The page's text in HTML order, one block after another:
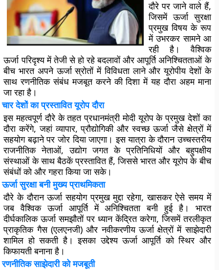
दौरे पर जाने वाले हैं,
जिसमें ऊर्जा सुरक्षा
प्रमुख विषय के रूप
में उभरकर सामने आ
रही है। वैश्विक
ऊर्जा परिदृश्य में तेजी से हो रहे बदलावों और आपूर्ति अनिश्चितताओं के
बीच भारत अपने ऊर्जा स्रोतों में विविधता लाने और यूरोपीय देशों के
साथ रणनीतिक संबंध मजबूत करने की दिशा में यह दौरा अहम माना
जा रहा है।
चार देशों का प्रस्तावित यूरोप दौरा
इस महत्वपूर्ण दौरे के तहत प्रधानमंत्री मोदी यूरोप के प्रमुख देशों का
दौरा करेंगे, जहां व्यापार, प्रौद्योगिकी और स्वच्छ ऊर्जा जैसे क्षेत्रों में
सहयोग बढ़ाने पर जोर दिया जाएगा। इस यात्रा के दौरान उच्चस्तरीय
राजनीतिक नेताओं, उद्योग जगत के प्रतिनिधियों और बहुपक्षीय
संस्थाओं के साथ बैठकें प्रस्तावित हैं, जिससे भारत और यूरोप के बीच
संबंधों को और गहरा किया जा सके।
ऊर्जा सुरक्षा बनी मुख्य प्राथमिकता
दौरे के दौरान ऊर्जा सहयोग प्रमुख मुद्दा रहेगा, खासकर ऐसे समय में
जब वैश्विक ऊर्जा आपूर्ति में अनिश्चितता बनी हुई है। भारत
दीर्घकालिक ऊर्जा समझौतों पर ध्यान केंद्रित करेगा, जिसमें तरलीकृत
प्राकृतिक गैस (एलएनजी) और नवीकरणीय ऊर्जा क्षेत्रों में साझेदारी
शामिल हो सकती है। इसका उद्देश्य ऊर्जा आपूर्ति को स्थिर और
किफायती बनाना है।
रणनीतिक साझेदारी को मजबूती